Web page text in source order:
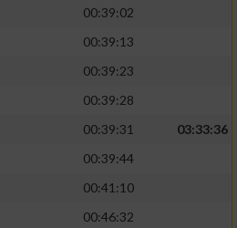
00:39:02
00:39:13
00:39:23
00:39:28
00:39:31
03:33:36
00:39:44
00:41:10
00:46:32
durch Statistiken
Daten zur Auswahl